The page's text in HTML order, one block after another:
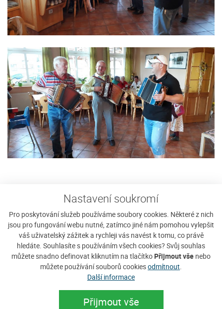
Nastavení soukromí
Pro poskytování služeb používáme soubory cookies. Některé z nich
jsou pro fungování webu nutné, zatímco jiné nám pomohou vylepšit
váš uživatelský zážitek a rychleji vás navést k tomu, co právě
hledáte. Souhlasíte s používáním všech cookies? Svůj souhlas
můžete snadno definovat kliknutím na tlačítko Přijmout vše nebo
můžete používání souborů cookiesodmítnout
Další informace
Přijmout vše
Vyplnit poptávku
Zobrazit nabídku
Tip na ubytování